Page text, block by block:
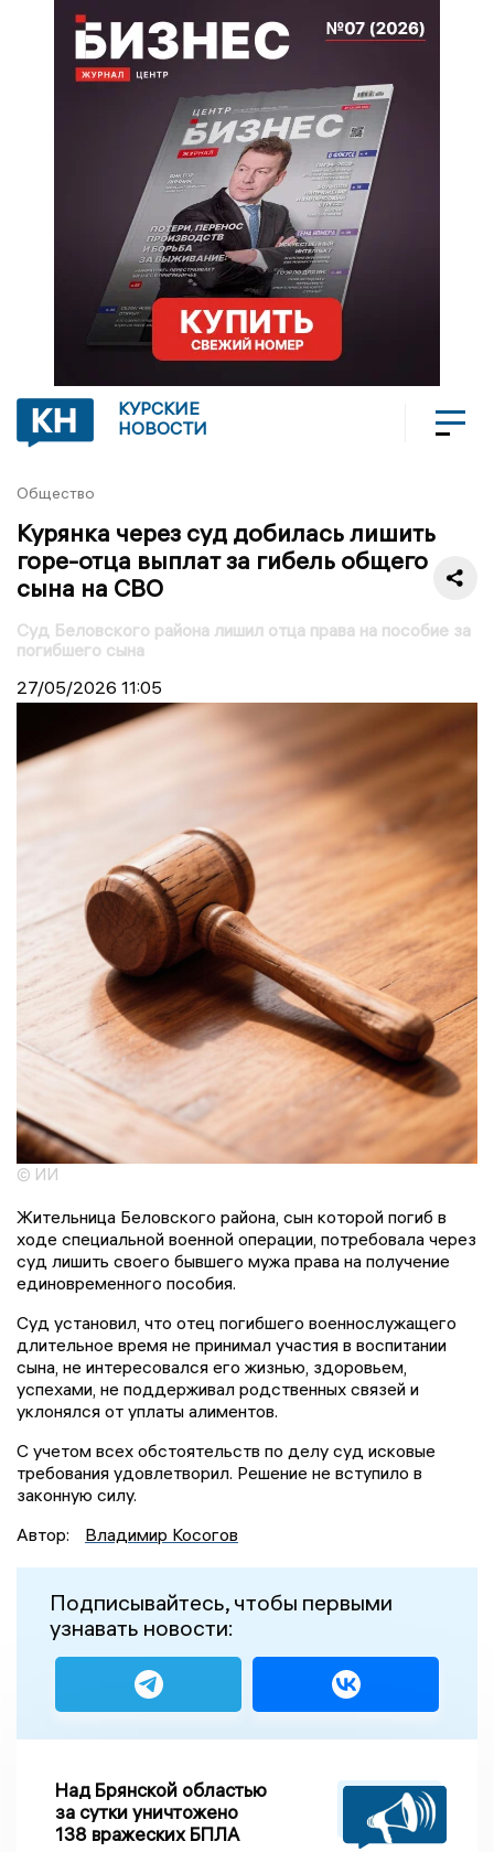
КУРСКИЕ
НОВОСТИ
Общество
Курянка через суд добилась лишить
горе-отца выплат за гибель общего
сына на СВО
Суд Беловского района лишил отца права на пособие за
погибшего сына
27/05/2026 11:05
© ИИ
Жительница Беловского района, сын которой погиб в
ходе специальной военной операции, потребовала через
суд лишить своего бывшего мужа права на получение
единовременного пособия.
Суд установил, что отец погибшего военнослужащего
длительное время не принимал участия в воспитании
сына, не интересовался его жизнью, здоровьем,
успехами, не поддерживал родственных связей и
уклонялся от уплаты алиментов.
С учетом всех обстоятельств по делу суд исковые
требования удовлетворил. Решение не вступило в
законную силу.
Автор:
Владимир Косогов
Подписывайтесь, чтобы первыми
узнавать новости:
Над Брянской областью
за сутки уничтожено
138 вражеских БПЛА